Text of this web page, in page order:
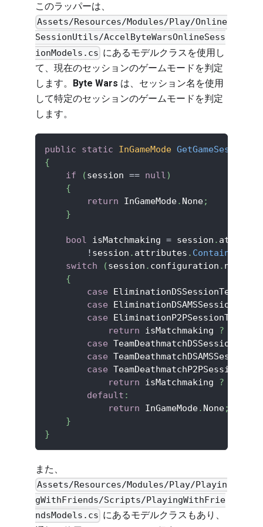
このラッパーは、
Assets/Resources/Modules/Play/Online
SessionUtils/AccelByteWarsOnlineSess
ionModels.cs にあるモデルクラスを使用し
て、現在のセッションのゲームモードを判定
します。 Byte Wars は、セッション名を使用
して特定のセッションのゲームモードを判定
します。
public static InGameMode
{
if
(session == null)
{
return InGameMode. None;
}
bool isMatchmaking = session .
! session . attributes . ContainsKey
switch
(session . configuration . name
{
case
case
case
return isMatchmaking ?
case
case
case
return isMatchmaking ?
default :
return InGameMode. None;
}
}
また、
Assets/Resources/Modules/Play/Playin
gWithFriends/Scripts/PlayingWithFrie
ndsModels.cs にあるモデルクラスもあり、